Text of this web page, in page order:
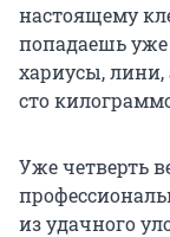
настоящему
попадаешь уже
хариусы, лини,
сто
Уже четверть
из удачного